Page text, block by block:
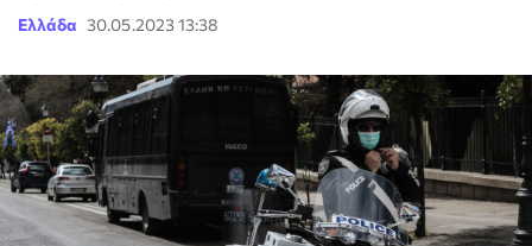
Ελλάδα 30.05.2023 13:38